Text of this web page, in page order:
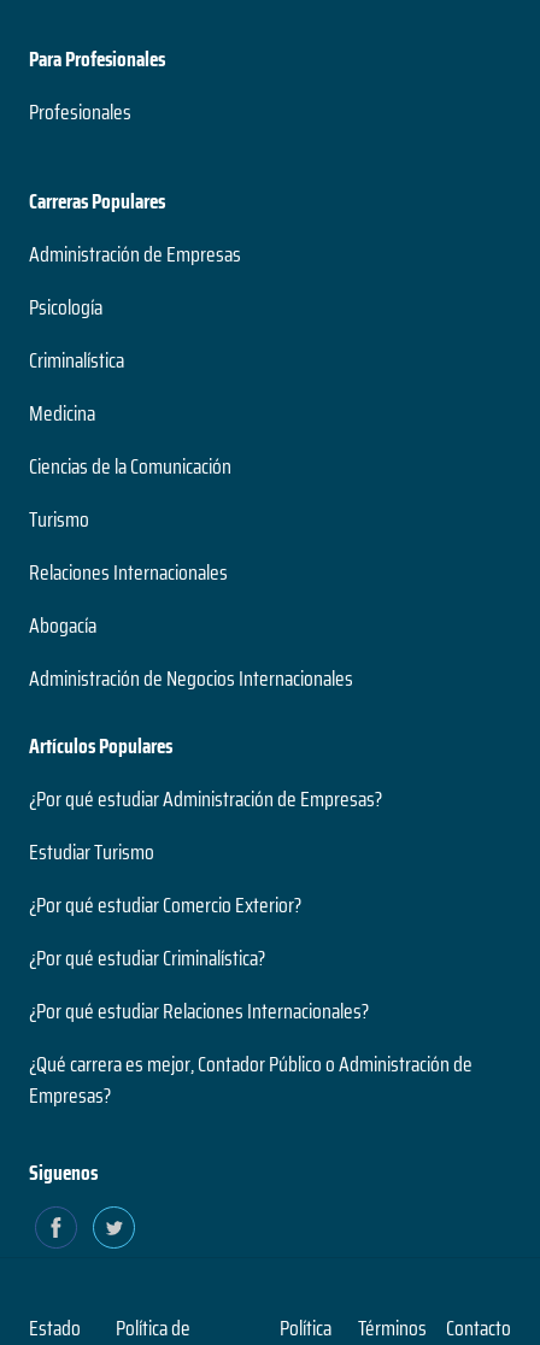
Para Profesionales
Profesionales
Carreras Populares
Administración de Empresas
Psicología
Criminalística
Medicina
Ciencias de la Comunicación
Turismo
Relaciones Internacionales
Abogacía
Administración de Negocios Internacionales
Artículos Populares
¿Por qué estudiar Administración de Empresas?
Estudiar Turismo
¿Por qué estudiar Comercio Exterior?
¿Por qué estudiar Criminalística?
¿Por qué estudiar Relaciones Internacionales?
¿Qué carrera es mejor, Contador Público o Administración de
Empresas?
Siguenos
Estado
Política de
Política
Términos Contacto